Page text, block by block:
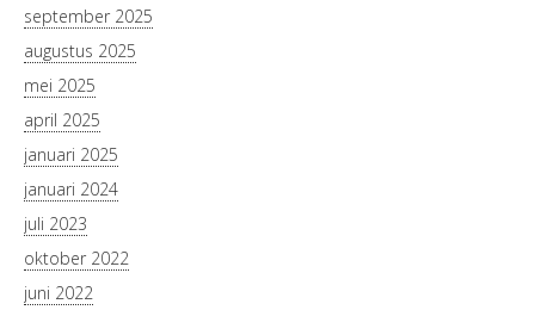
september 2025
augustus 2025
mei 2025
april 2025
januari 2025
januari 2024
juli 2023
oktober 2022
juni 2022